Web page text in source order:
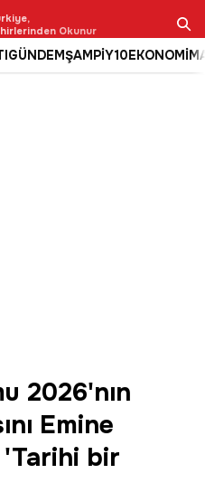
Okunur
GÜNDEMŞAMPİY10EKONOMİ
Ara
2026'nın
Emine
'Tarihi bir